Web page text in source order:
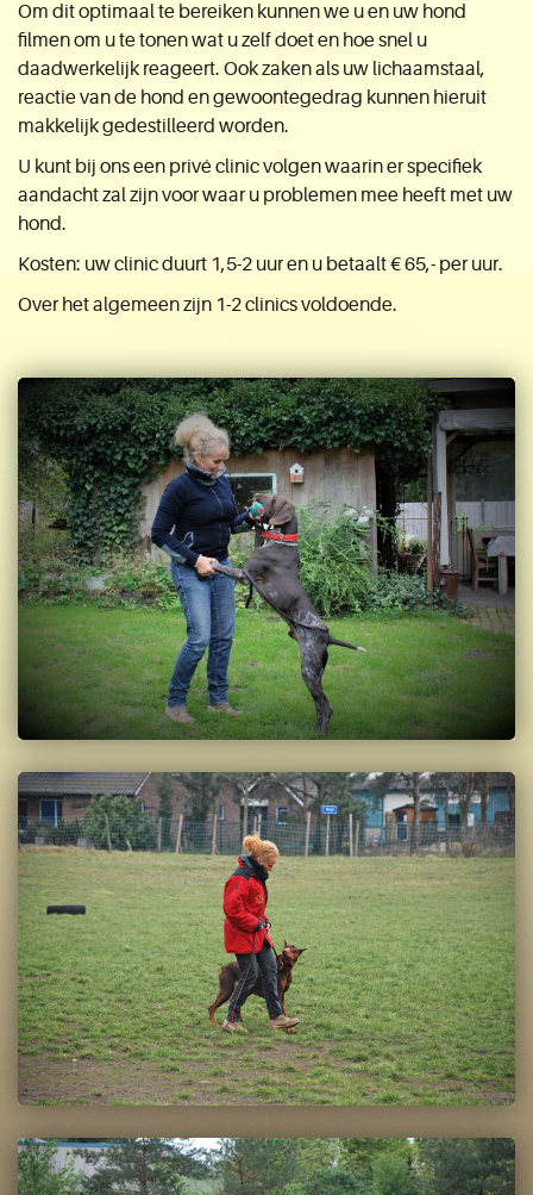
Om dit optimaal te bereiken kunnen we u en uw hond
filmen om u te tonen wat u zelf doet en hoe snel u
daadwerkelijk reageert. Ook zaken als uw lichaamstaal,
reactie van de hond en gewoontegedrag kunnen hieruit
makkelijk gedestilleerd worden.
U kunt bij ons een privé clinic volgen waarin er specifiek
aandacht zal zijn voor waar u problemen mee heeft met uw
hond.
Kosten: uw clinic duurt 1,5-2 uur en u betaalt € 65,- per uur.
Over het algemeen zijn 1-2 clinics voldoende.